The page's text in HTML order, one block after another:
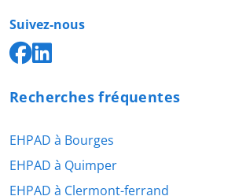
Suivez-nous
Recherches fréquentes
EHPAD à Bourges
EHPAD à Quimper
EHPAD à Clermont-ferrand